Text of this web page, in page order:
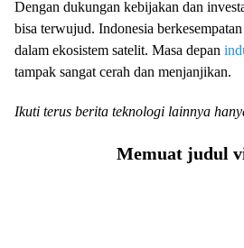
Dengan dukungan kebijakan dan
bisa terwujud. Indonesia
dalam ekosistem satelit. Masa depan
tampak sangat cerah dan menjanjikan.
Ikuti terus berita teknologi lainnya
Memuat judul